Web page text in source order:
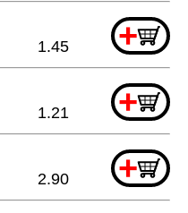
+
1.45
+
1.21
+
2.90